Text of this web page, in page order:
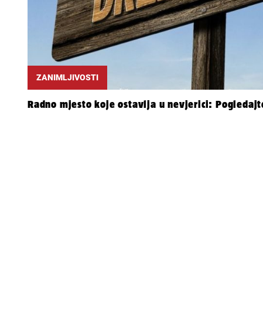
ZANIMLJIVOSTI
Radno mjesto koje ostavlja u nevjerici: